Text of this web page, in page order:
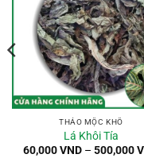
THẢO MỘC KHÔ
Lá Khôi Tía
60,000VND – 500,000
VND
VND